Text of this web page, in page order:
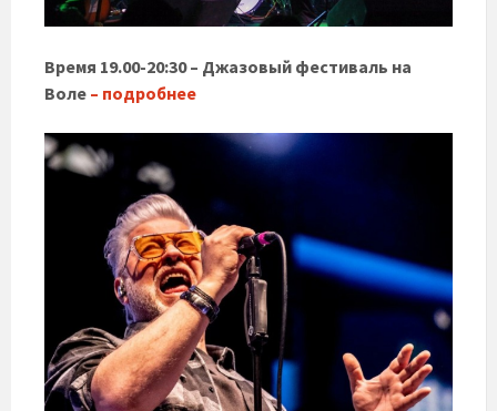
Время 19.00-20:30 – Джазовый фестиваль на
Воле – подробнее